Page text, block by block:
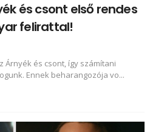
és csont első rendes
felirattal!
Árnyék és csont, így számítani
Ennek beharangozója vo...